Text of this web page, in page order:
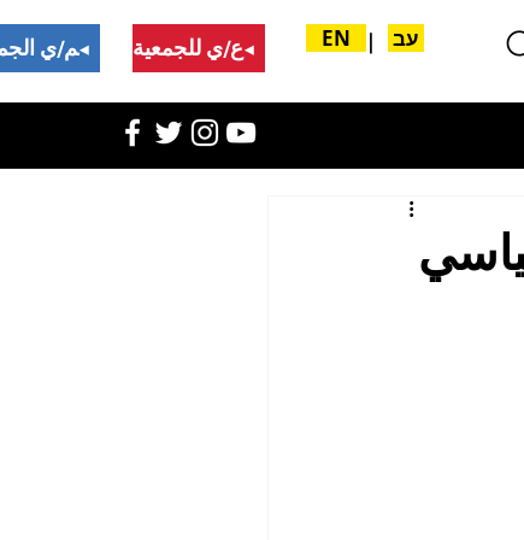
ادعم/ي الجمعية تبرع/ي للجمعية EN עב